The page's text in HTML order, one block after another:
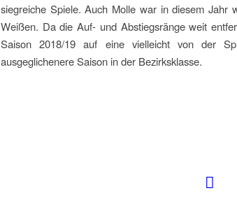
siegreiche Spiele. Auch Molle war in diesem Jahr
Weißen. Da die Auf- und Abstiegsränge weit
Saison 2018/19 auf eine vielleicht von der
ausgeglichenere Saison in der Bezirksklasse.